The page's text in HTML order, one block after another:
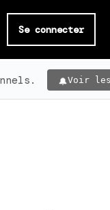
Se connecter
Voir les